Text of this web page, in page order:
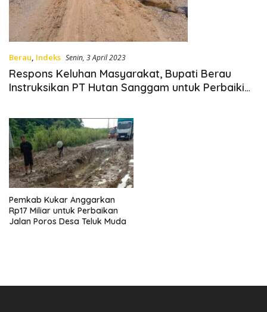
Berau, Indeks Senin, 3 April 2023
Respons Keluhan Masyarakat, Bupati Berau
Instruksikan PT Hutan Sanggam untuk Perbaiki
Pemkab Kukar Anggarkan
Rp17 Miliar untuk Perbaikan
Jalan Poros Desa Teluk Muda